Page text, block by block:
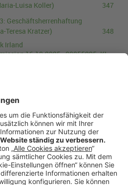
Luisa Koller)
347
: Geschäftsherrenhaftung
Teresa Kratzer)
348
Irland
16.10.2025-00055225:KI-
Schriftsatz des Klägers
-21-25.973
-21-12.841:
als Arbeitszeit(Clara
351
-22-12.922:
einen Wahlbewerber (Charlotte
352